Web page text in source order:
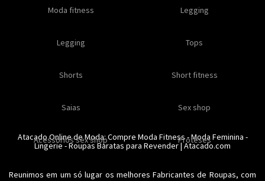
Especial natal Toda loja
Feminino Moda feminina
Moda feminina Moda íntima
Moda fitness Moda praia
Plus size Acessórios femininos
Masculino Moda masculino
Moda masculina Moda intima masculina
Acessórios masculinos Moda íntima
Calcinhas Soutiens
Conjuntos Modeladores
Moda fitness Legging
Legging Tops
Shorts Short fitness
Saias Sex shop
Acessorios sex shop Proteses
Oleos e cremes Comestiveis
Kits Lançamentos
Ofertas Roupas para revender
Atacado Online de Moda: Compre Moda Fitness-Moda Feminina -
Lingerie-Roupas Baratas para Revender| Atacado.com
Reunimos em um só lugar os melhoresFabricantes de Roupas, com